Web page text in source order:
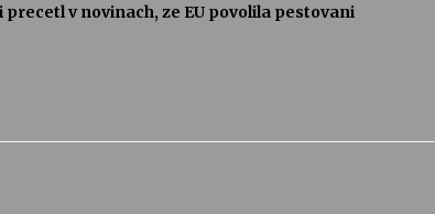
v novinach, ze EU povolila pestovani